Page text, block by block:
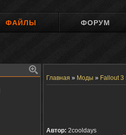
ФАЙЛЫ ФОРУМ
Главная » Моды » Fallout 3
Автор: 2cooldays